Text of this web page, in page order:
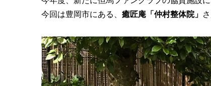
今回は豊岡市にある、 癒匠庵「仲村整体院」